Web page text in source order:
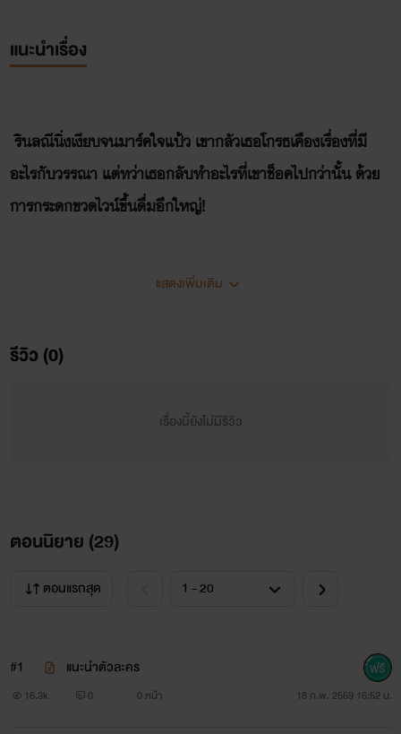
แนะนำเรื่อง
รินลณีนิ่งเงียบจนมาร์คใจแป้ว เขากลัวเธอโกรธเคืองเรื่องที่มี
อะไรกับวรรณา แต่ทว่าเธอกลับทำอะไรที่เขาช็อคไปกว่านั้น ด้วย
การกระดกขวดไวน์ขึ้นดื่มอึกใหญ่!
“อย่าริน... คุณทำอะไรน่ะ ?”
มาร์คตกใจ รีบคว้าขวดคืนมาจากภรรยาสาว แล้วเอากลับไปตั้งไว้
ที่โต๊ะข้างหัวเตียง
หญิงสาวตอบเขาตาเป็นประกายอย่างเจ้าเล่ห์ เรื่องอะไรจะโกรธเขา
เข้าใจผิดโดยเขาไม่รู้
“ผู้หญิงนี่ร้ายจริงๆ... ที่แท้รินก็ชอบแบบเล่นพิเรนทร์ซาดิสม์
แสดงเพิ่มเติม
รีวิว (0)
เรื่องนี้ยังไม่มีรีวิว
ตอนนิยาย (29)
ตอนแรกสุด
#1 แนะนำตัวละคร
16.3k 0 0 หน้า 18 ก.พ. 2559 16:52 น.